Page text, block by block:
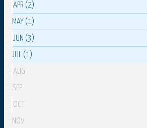
APR (2)
MAY (1)
JUN (3)
JUL (1)
AUG
SEP
OCT
NOV